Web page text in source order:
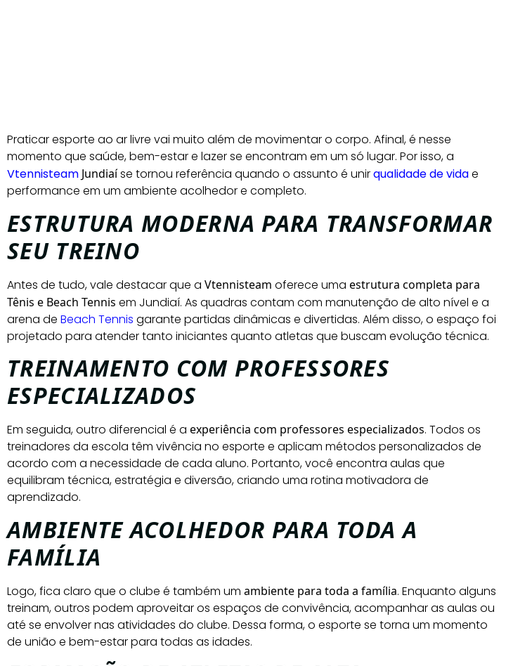
Praticar esporte ao ar livre vai muito além de movimentar o corpo. Afinal, é nesse
momento que saúde, bem-estar e lazer se encontram em um só lugar. Por isso, a
Vtennisteam Jundiaíse tornou referência quando o assunto é unirqualidade de vidae
performance em um ambiente acolhedor e completo.
ESTRUTURA MODERNA PARA TRANSFORMAR
SEU TREINO
Antes de tudo, vale destacar que a Vtennisteam oferece uma estrutura completa para
Tênis e Beach Tennis em Jundiaí. As quadras contam com manutenção de alto nível e a
arena de Beach Tennis garante partidas dinâmicas e divertidas. Além disso, o espaço foi
projetado para atender tanto iniciantes quanto atletas que buscam evolução técnica.
TREINAMENTO COM PROFESSORES
ESPECIALIZADOS
Em seguida, outro diferencial é a experiência com professores especializados. Todos os
treinadores da escola têm vivência no esporte e aplicam métodos personalizados de
acordo com a necessidade de cada aluno. Portanto, você encontra aulas que
equilibram técnica, estratégia e diversão, criando uma rotina motivadora de
aprendizado.
AMBIENTE ACOLHEDOR PARA TODA A
FAMÍLIA
Logo, fica claro que o clube é também um ambiente para toda a família. Enquanto alguns
treinam, outros podem aproveitar os espaços de convivência, acompanhar as aulas ou
até se envolver nas atividades do clube. Dessa forma, o esporte se torna um momento
de união e bem-estar para todas as idades.